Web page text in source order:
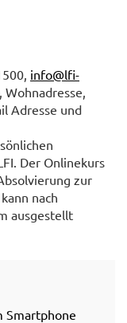
info@lfi-
Adresse und
Der Onlinekurs
zur
nach
ausgestellt
Smartphone